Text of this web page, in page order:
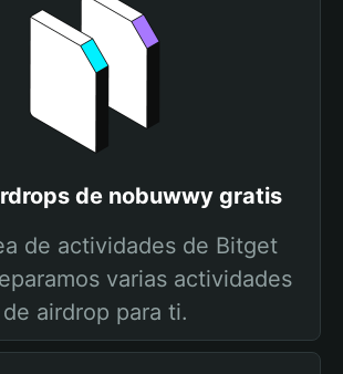
de nobuwwy gratis
de actividades de Bitget
varias actividades
de airdrop para ti.